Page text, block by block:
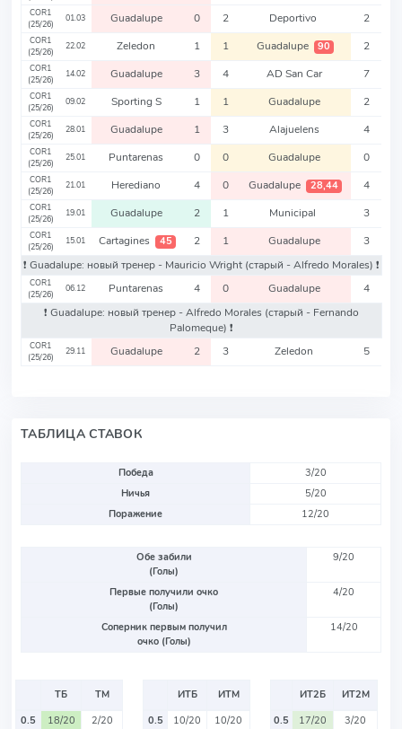
COR1
(25/26)
01.03 Guadalupe 0 2 Deportivo 2
COR1
(25/26)
22.02 Zeledon 1 1 Guadalupe 90 2
COR1
(25/26)
14.02 Guadalupe 3 4 AD San Car 7
COR1
(25/26)
09.02 Sporting S 1 1 Guadalupe 2
COR1
(25/26)
28.01 Guadalupe 1 3 Alajuelens 4
COR1
(25/26)
25.01 Puntarenas 0 0 Guadalupe 0
COR1
(25/26)
21.01 Herediano 4 0 Guadalupe 28,44 4
COR1
(25/26)
19.01 Guadalupe 2 1 Municipal 3
COR1
(25/26)
15.01 Cartagines 45 2 1 Guadalupe
3
❗️ Guadalupe: новый тренер - Mauricio Wright (старый - Alfredo Morales) ❗️
COR1
(25/26)
06.12 Puntarenas 4 0 Guadalupe
4
❗️ Guadalupe: новый тренер - Alfredo Morales (старый - Fernando
Palomeque) ❗️
COR1
(25/26)
29.11 Guadalupe 2 3 Zeledon 5
ТАБЛИЦА СТАВОК
Победа
3/20
Ничья
5/20
Поражение
12/20
Обе забили
(Голы)
9/20
Первые получили очко
(Голы)
4/20
Соперник первым получил
очко (Голы)
14/20
ТБ
ТМ
0.5
18/20
2/20
ИТБ
ИТМ
0.5
10/20
10/20
ИТ2Б
ИТ2М
0.5
17/20
3/20